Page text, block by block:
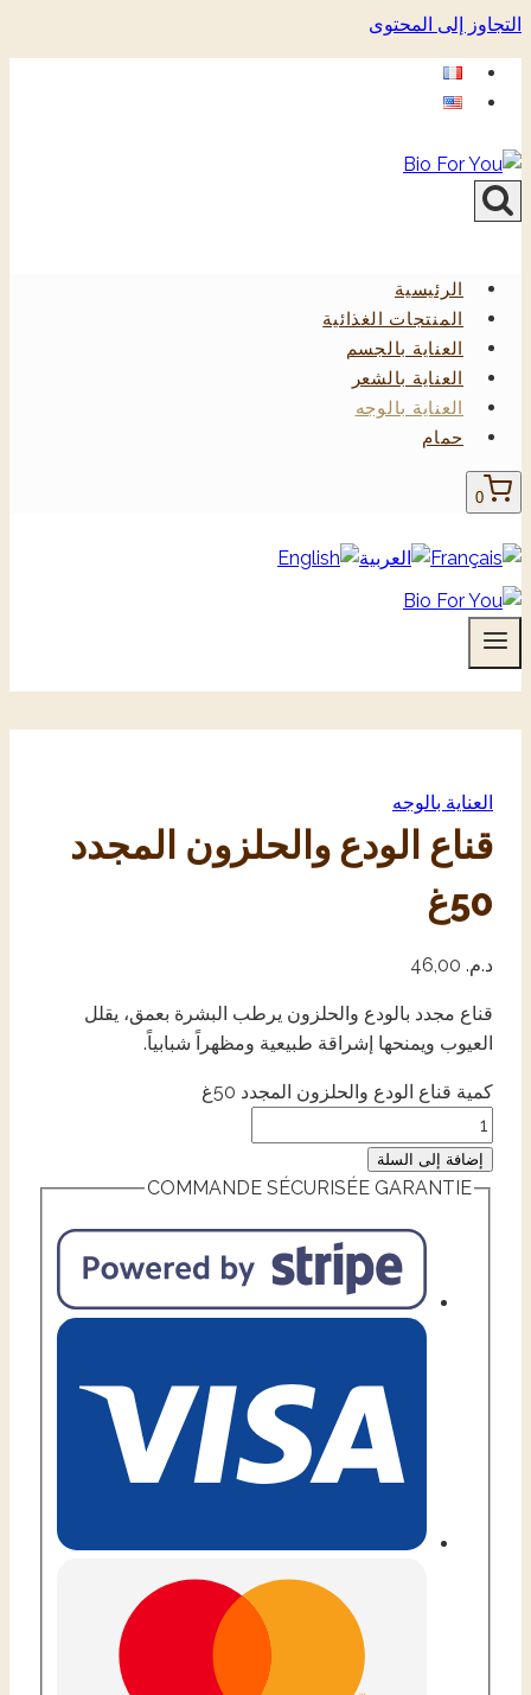
التجاوز إلى المحتوى
الرئيسية
المنتجات الغذائية
العناية بالجسم
العناية بالشعر
العناية بالوجه
حمام
0
العناية بالوجه
قناع الودع والحلزون المجدد
50غ
د.م.
قناع مجدد بالودع والحلزون يرطب البشرة بعمق، يقلل
العيوب ويمنحها إشراقة طبيعية ومظهراً شبابياً.
كمية قناع الودع والحلزون المجدد 50غ
إضافة إلى السلة
COMMANDE SÉCURISÉE GARANTIE